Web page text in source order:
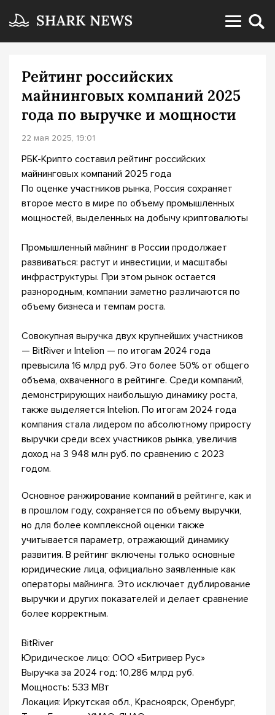
Рейтинг российских
майнинговых компаний 2025
года по выручке и мощности
22 мая 2025, 19:01
РБК-Крипто составил рейтинг российских
майнинговых компаний 2025 года
По оценке участников рынка, Россия сохраняет
второе место в мире по объему промышленных
мощностей, выделенных на добычу криптовалюты
Промышленный майнинг в России продолжает
развиваться: растут и инвестиции, и масштабы
инфраструктуры. При этом рынок остается
разнородным, компании заметно различаются по
объему бизнеса и темпам роста.
Совокупная выручка двух крупнейших участников
— BitRiver и Intelion — по итогам 2024 года
превысила 16 млрд руб. Это более 50% от общего
объема, охваченного в рейтинге. Среди компаний,
демонстрирующих наибольшую динамику роста,
также выделяется Intelion. По итогам 2024 года
компания стала лидером по абсолютному приросту
выручки среди всех участников рынка, увеличив
доход на 3 948 млн руб. по сравнению с 2023
годом.
Основное ранжирование компаний в рейтинге, как и
в прошлом году, сохраняется по объему выручки,
но для более комплексной оценки также
учитывается параметр, отражающий динамику
развития. В рейтинг включены только основные
юридические лица, официально заявленные как
операторы майнинга. Это исключает дублирование
выручки и других показателей и делает сравнение
более корректным.
BitRiver
Юридическое лицо: ООО «Битривер Рус»
Выручка за 2024 год: 10,286 млрд руб.
Мощность: 533 МВт
Локация: Иркутская обл., Красноярск, Оренбург,